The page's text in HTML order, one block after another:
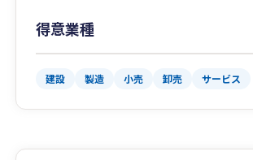
得意業種
建設 製造 小売 卸売 サービス